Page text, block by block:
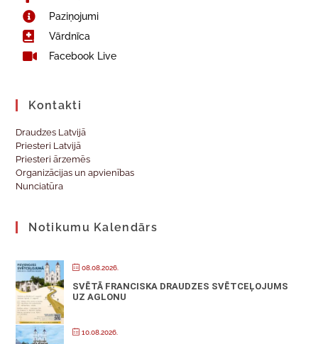
Paziņojumi
Vārdnīca
Facebook Live
Kontakti
Draudzes Latvijā
Priesteri Latvijā
Priesteri ārzemēs
Organizācijas un apvienības
Nunciatūra
Notikumu Kalendārs
08.08.2026.
SVĒTĀ FRANCISKA DRAUDZES SVĒTCEĻOJUMS
UZ AGLONU
10.08.2026.